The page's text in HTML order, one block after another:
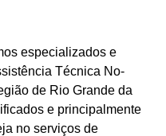
especializados e
Técnica No-
de Rio Grande da
e principalmente
no serviços de